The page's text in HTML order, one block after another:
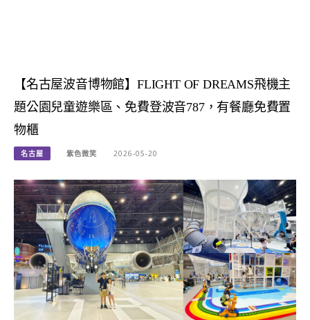
【名古屋波音博物館】FLIGHT OF DREAMS飛機主
題公園兒童遊樂區、免費登波音787，有餐廳免費置
物櫃
名古屋 紫色微笑 2026-05-20